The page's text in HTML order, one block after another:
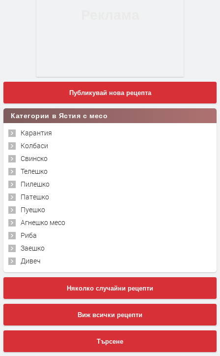
Публикувай нова рецепта
Категории в Ястия с месо
Карантия
Колбаси
Свинско
Телешко
Пилешко
Патешко
Пуешко
Агнешко месо
Риба
Заешко
Дивеч
Няколко случайни рецепти
Виж всички рецепти
Търсене